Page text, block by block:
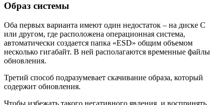
Образ системы
Оба первых варианта имеют один недостаток – на диске C
или другом, где расположена операционная система,
автоматически создается папка «ESD» общим объемом
несколько гигабайт. В ней располагаются временные файлы
обновления.
Третий способ подразумевает скачивание образа, который
содержит обновления.
Чтобы избежать такого негативного явления, и воспринять